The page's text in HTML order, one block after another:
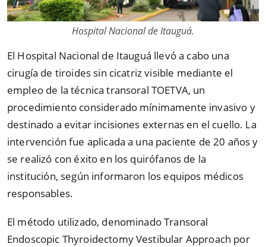
Hospital Nacional de Itauguá.
El Hospital Nacional de Itauguá llevó a cabo una
cirugía de tiroides sin cicatriz visible mediante el
empleo de la técnica transoral TOETVA, un
procedimiento considerado mínimamente invasivo y
destinado a evitar incisiones externas en el cuello. La
intervención fue aplicada a una paciente de 20 años y
se realizó con éxito en los quirófanos de la
institución, según informaron los equipos médicos
responsables.
El método utilizado, denominado Transoral
Endoscopic Thyroidectomy Vestibular Approach por